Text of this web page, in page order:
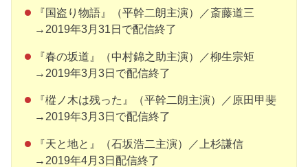
『国盗り物語』（平幹二朗主演）／斎藤道三
→2019年3月31日で配信終了
『春の坂道』（中村錦之助主演）／柳生宗矩
→2019年3月3日で配信終了
『樅ノ木は残った』（平幹二朗主演）／原田甲斐
→2019年3月3日で配信終了
『天と地と』（石坂浩二主演）／上杉謙信
→2019年4月3日配信終了